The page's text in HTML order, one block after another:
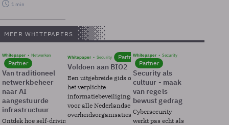
1 min
MEER WHITEPAPERS
Whitepaper Netwerken
Partner
Van traditioneel
netwerkbeheer
naar AI
aangestuurde
infrastructuur
Ontdek hoe self-driving
Whitepaper Security Partner
Voldoen aan BIO2
Een uitgebreide gids over BIO2,
het verplichte
informatiebeveiligingsframework
voor alle Nederlandse
overheidsorganisaties.
Whitepaper Security
Partner
Security als
cultuur - maak
van regels
bewust gedrag
Cybersecurity
werkt pas echt als